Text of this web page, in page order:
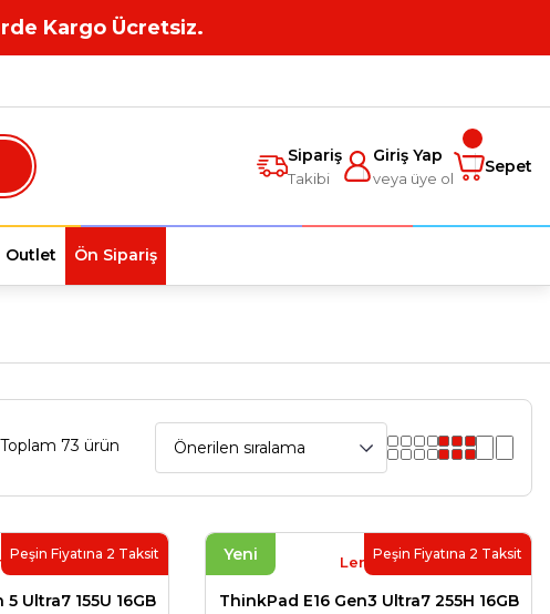
Kargo Ücretsiz.
Sipariş
Takibi
Giriş Yap
veya üye ol
Sepet
Outlet Ön Sipariş
Toplam 73 ürün
Peşin Fiyatına 2 Taksit
Ultra7 155U 16GB
Yeni Peşin Fiyatına 2 Taksit
Lenovo
ThinkPad E16 Gen3 Ultra7 255H 16GB